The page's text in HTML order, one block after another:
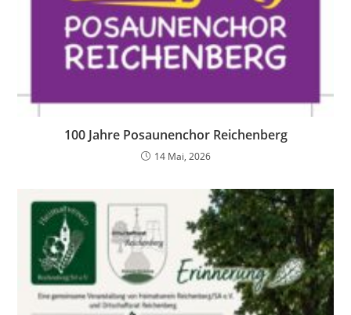
100 Jahre Posaunenchor Reichenberg
14 Mai, 2026